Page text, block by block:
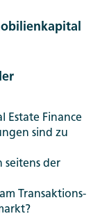
Estate Finance
sind zu
seitens der
Transaktions-